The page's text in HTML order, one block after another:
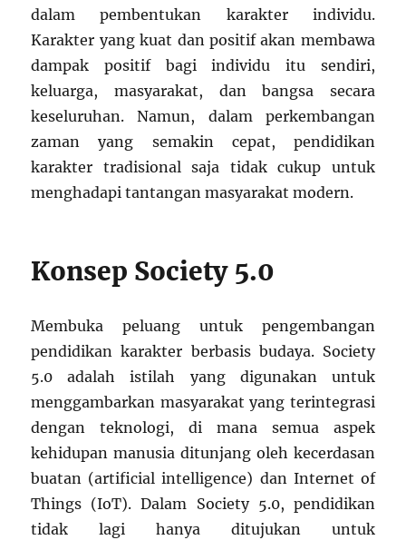
dalam pembentukan karakter individu.
Karakter yang kuat dan positif akan membawa
dampak positif bagi individu itu sendiri,
keluarga, masyarakat, dan bangsa secara
keseluruhan. Namun, dalam perkembangan
zaman yang semakin cepat, pendidikan
karakter tradisional saja tidak cukup untuk
menghadapi tantangan masyarakat modern.
Konsep Society 5.0
Membuka peluang untuk pengembangan
pendidikan karakter berbasis budaya. Society
5.0 adalah istilah yang digunakan untuk
menggambarkan masyarakat yang terintegrasi
dengan teknologi, di mana semua aspek
kehidupan manusia ditunjang oleh kecerdasan
buatan (artificial intelligence) dan Internet of
Things (IoT). Dalam Society 5.0, pendidikan
tidak lagi hanya ditujukan untuk